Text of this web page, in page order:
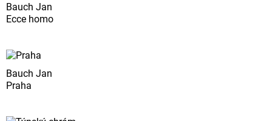
Bauch Jan
Ecce homo
Bauch Jan
Praha